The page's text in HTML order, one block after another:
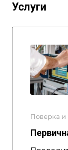
Услуги
Поверка и